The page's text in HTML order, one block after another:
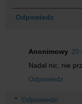
Odpowiedz
Anonimowy 20
Nadal nic, nie
Odpowiedz
Odpowiedzi